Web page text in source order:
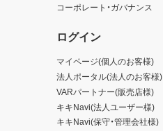
コーポレート・ガバナンス
ログイン
マイページ(個人のお客様)
法人ポータル(法人のお客様)
VARパートナー(販売店様)
キキNavi(法人ユーザー様)
キキNavi(保守・管理会社様)